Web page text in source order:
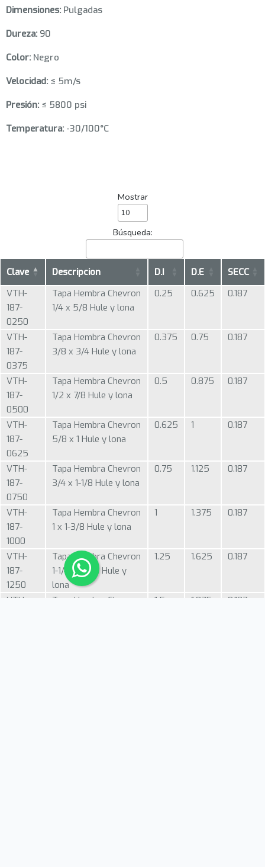
Dimensiones: Pulgadas
Dureza: 90
Color: Negro
Velocidad: ≤ 5m/s
Presión: ≤ 5800 psi
Temperatura: -30/100°C
Mostrar
Búsqueda:
Clave Descripcion D.I D.E
SECC
VTH-
187-
0250
Tapa Hembra Chevron
1/4 x 5/8 Hule y lona
0.25 0.625 0.187
VTH-
187-
0375
Tapa Hembra Chevron
3/8 x 3/4 Hule y lona
0.375 0.75 0.187
VTH-
187-
0500
Tapa Hembra Chevron
1/2 x 7/8 Hule y lona
0.5 0.875 0.187
VTH-
187-
0625
Tapa Hembra Chevron
5/8 x 1 Hule y lona
0.625 1 0.187
VTH-
187-
0750
Tapa Hembra Chevron
3/4 x 1-1/8 Hule y lona
0.75 1.125 0.187
VTH-
187-
1000
Tapa Hembra Chevron
1 x 1-3/8 Hule y lona
1 1.375 0.187
VTH-
187-
1250
Tapa Hembra Chevron
1-1/4 x 1-5/8 Hule y
lona
1.25 1.625 0.187
VTH-
Tapa Hembra Chevron
1.5 1.875 0.187